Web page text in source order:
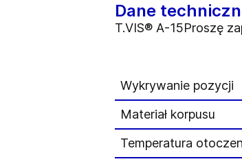
Dane
T.VIS® A-15Proszę
Wykrywanie pozycji
Materiał korpusu
Temperatura